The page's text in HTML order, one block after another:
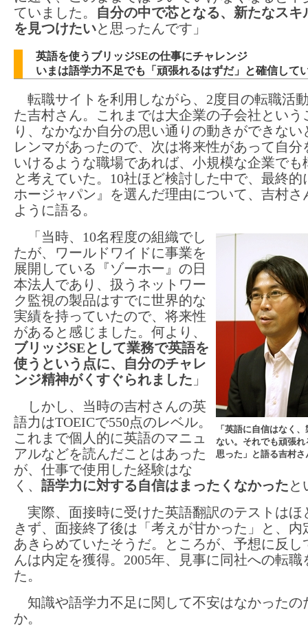
ていました。 自分の中で芯となる、新たなスキ
を見つけたいと思ったんです」
英語を使うブリッジSEの仕事にチャレンジ
いまは語学力不足でも「頑張れるはずだ」と確信して
転職サイトを利用しながら、2度目の転職活
た吉村さん。これまでは大企業の子会社という
り、なかなか自分の思い通りの動きができない
レンマがあったので、次は将来性があって自分
いけるような職場であれば、小規模な企業でも
と考えていた。10社ほど検討した中で、最終的
ホージャパン』を選んだ理由について、吉村さ
ように語る。
「英語に自信はなく
ない。それでも頑張れ
思った」と語る吉村さ
「当時、10名程度の組織でし
たが、ワールドワイドに事業を
展開している『ゾーホー』の日
本法人であり、扱うネットワー
ク監視の製品はすでに世界的な
実績を持っていたので、将来性
があると感じました。何より、
ブリッジSEとして業務で英語を
使うという点に、自分のチャレ
ンジ精神がくすぐられました 」
しかし、当時の吉村さんの英
語力はTOEICで550点のレベル。
これまで個人的に英語のマニュ
アルなどを読んだことはあった
が、仕事で使用した経験はな
く、 語学力に対する自信はまったくなかったと
実際、面接時に受けた英語翻訳のテストはほ
きず、面接終了後は「考えが甘かった」と、内
あきらめていたそうだ。ところが、予想に反し
んは内定を獲得。2005年、見事に同社への転職
た。
知識や語学力不足に関して不安はなかったの
か。